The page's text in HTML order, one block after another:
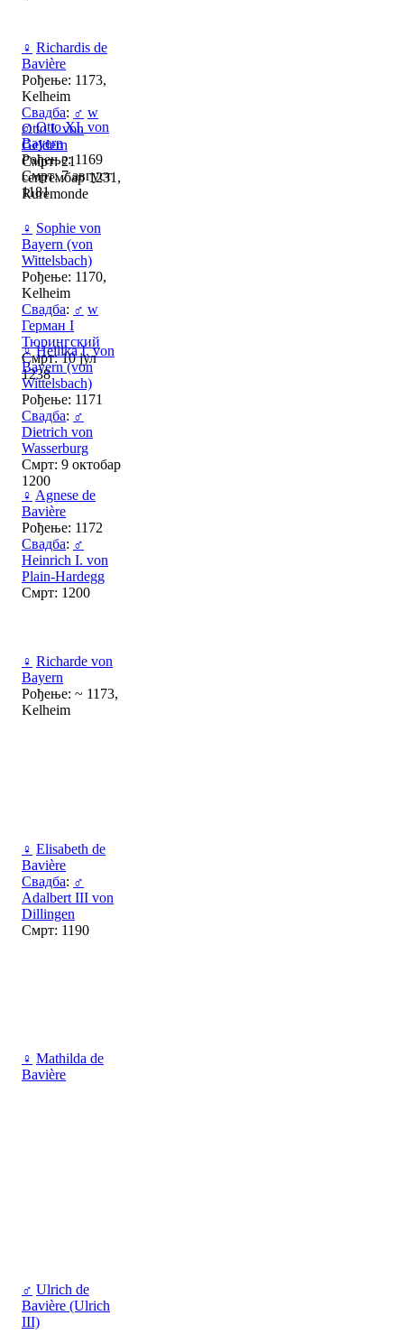
♀ Richardis de
Bavière
Рођење: 1173,
Kelheim
Свадба: ♂ w
Otto I. von
Geldern
Смрт: 21
септембар 1231,
Ruremonde
♂ Otto XI. von
Bayern
Рођење: 1169
Смрт: 7 август
1181
♀ Sophie von
Bayern (von
Wittelsbach)
Рођење: 1170,
Kelheim
Свадба: ♂ w
Герман I
Тюрингский
Смрт: 10 јул
1238
♀ Heilika I. von
Bayern (von
Wittelsbach)
Рођење: 1171
Свадба: ♂
Dietrich von
Wasserburg
Смрт: 9 октобар
1200
♀ Agnese de
Bavière
Рођење: 1172
Свадба: ♂
Heinrich I. von
Plain-Hardegg
Смрт: 1200
♀ Richarde von
Bayern
Рођење: ~ 1173,
Kelheim
♀ Elisabeth de
Bavière
Свадба: ♂
Adalbert III von
Dillingen
Смрт: 1190
♀ Mathilda de
Bavière
♂ Ulrich de
Bavière (Ulrich
III)